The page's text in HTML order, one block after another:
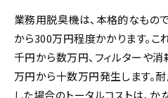
業務用脱臭機は、本格的なもの
から300万円程度かかります。こ
千円から数万円、フィルターや
万円から十数万円発生します。